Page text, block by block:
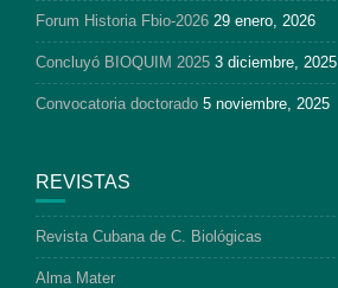
Forum Historia Fbio-2026 29 enero, 2026
Concluyó BIOQUIM 2025 3 diciembre, 2025
Convocatoria doctorado 5 noviembre, 2025
REVISTAS
Revista Cubana de C. Biológicas
Alma Mater